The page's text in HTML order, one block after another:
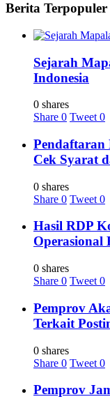
Berita Terpopuler
Sejarah
Indonesia
0 shares
Share 0 Tweet 0
Pendaftaran
Cek Syarat
0 shares
Share 0 Tweet 0
Hasil RDP
Operasional
0 shares
Share 0 Tweet 0
Pemprov
Terkait
0 shares
Share 0 Tweet 0
Pemprov